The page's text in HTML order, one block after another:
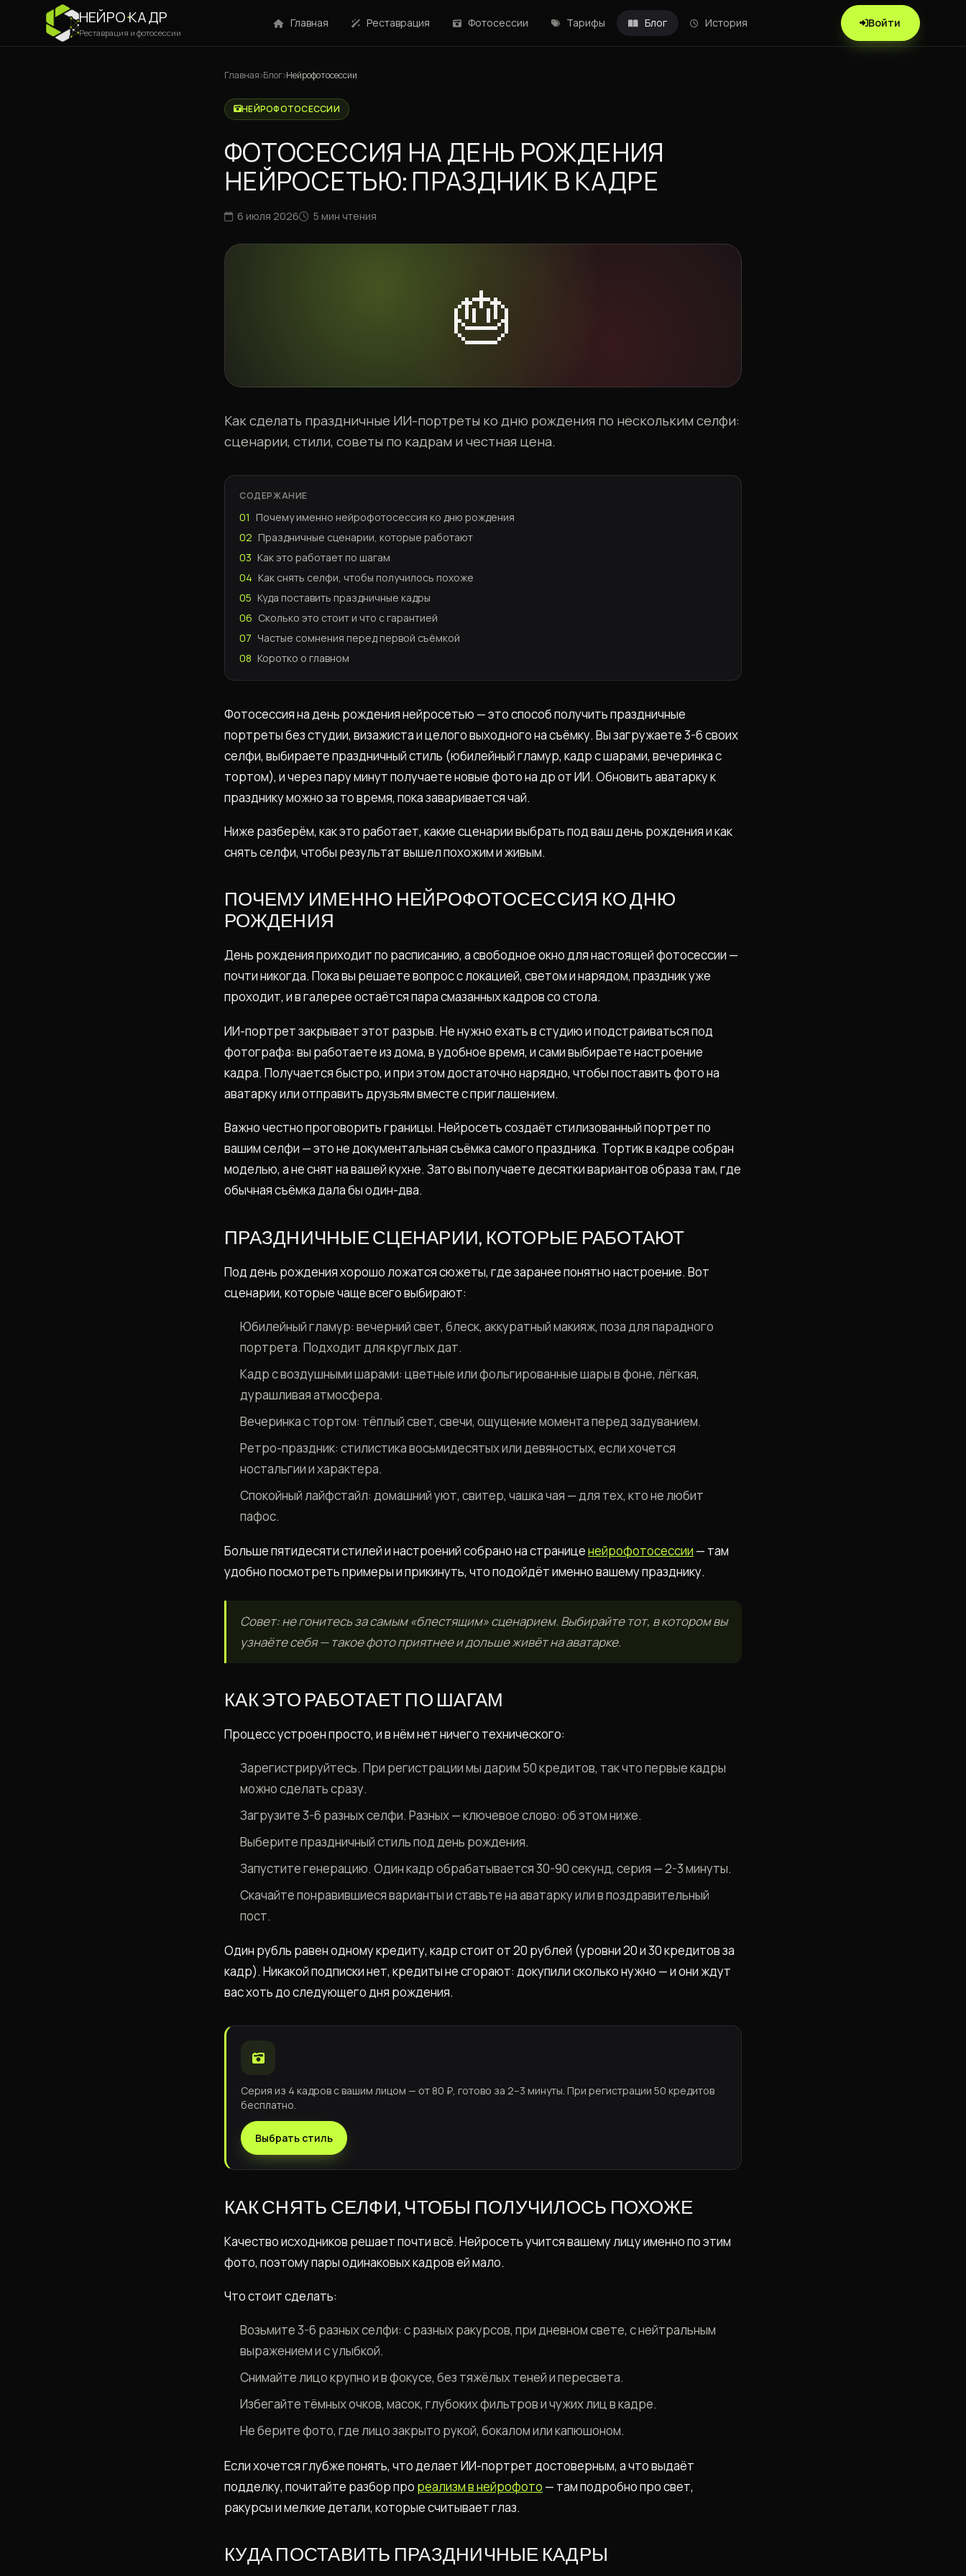
НЕЙРО·КАДР
Реставрация и фотосессии
Главная Реставрация Фотосессии Тарифы Блог История Войти
Главная Блог Нейрофотосессии
НЕЙРОФОТОСЕССИИ
ФОТОСЕССИЯ НА ДЕНЬ РОЖДЕНИЯ
НЕЙРОСЕТЬЮ: ПРАЗДНИК В КАДРЕ
6 июля 2026 5 мин чтения
🎂
Как сделать праздничные ИИ-портреты ко дню рождения по нескольким селфи:
сценарии, стили, советы по кадрам и честная цена.
СОДЕРЖАНИЕ
01 Почему именно нейрофотосессия ко дню рождения
02 Праздничные сценарии, которые работают
03 Как это работает по шагам
04 Как снять селфи, чтобы получилось похоже
05 Куда поставить праздничные кадры
06 Сколько это стоит и что с гарантией
07 Частые сомнения перед первой съёмкой
08 Коротко о главном
Фотосессия на день рождения нейросетью — это способ получить праздничные
портреты без студии, визажиста и целого выходного на съёмку. Вы загружаете 3-6 своих
селфи, выбираете праздничный стиль (юбилейный гламур, кадр с шарами, вечеринка с
тортом), и через пару минут получаете новые фото на др от ИИ. Обновить аватарку к
празднику можно за то время, пока заваривается чай.
Ниже разберём, как это работает, какие сценарии выбрать под ваш день рождения и как
снять селфи, чтобы результат вышел похожим и живым.
ПОЧЕМУ ИМЕННО НЕЙРОФОТОСЕССИЯ КО ДНЮ
РОЖДЕНИЯ
День рождения приходит по расписанию, а свободное окно для настоящей фотосессии —
почти никогда. Пока вы решаете вопрос с локацией, светом и нарядом, праздник уже
проходит, и в галерее остаётся пара смазанных кадров со стола.
ИИ-портрет закрывает этот разрыв. Не нужно ехать в студию и подстраиваться под
фотографа: вы работаете из дома, в удобное время, и сами выбираете настроение
кадра. Получается быстро, и при этом достаточно нарядно, чтобы поставить фото на
аватарку или отправить друзьям вместе с приглашением.
Важно честно проговорить границы. Нейросеть создаёт стилизованный портрет по
вашим селфи — это не документальная съёмка самого праздника. Тортик в кадре собран
моделью, а не снят на вашей кухне. Зато вы получаете десятки вариантов образа там, где
обычная съёмка дала бы один-два.
ПРАЗДНИЧНЫЕ СЦЕНАРИИ, КОТОРЫЕ РАБОТАЮТ
Под день рождения хорошо ложатся сюжеты, где заранее понятно настроение. Вот
сценарии, которые чаще всего выбирают:
Юбилейный гламур: вечерний свет, блеск, аккуратный макияж, поза для парадного
портрета. Подходит для круглых дат.
Кадр с воздушными шарами: цветные или фольгированные шары в фоне, лёгкая,
дурашливая атмосфера.
Вечеринка с тортом: тёплый свет, свечи, ощущение момента перед задуванием.
Ретро-праздник: стилистика восьмидесятых или девяностых, если хочется
ностальгии и характера.
Спокойный лайфстайл: домашний уют, свитер, чашка чая — для тех, кто не любит
пафос.
Больше пятидесяти стилей и настроений собрано на страниценейрофотосессии — там
удобно посмотреть примеры и прикинуть, что подойдёт именно вашему празднику.
Совет: не гонитесь за самым «блестящим» сценарием. Выбирайте тот, в котором вы
узнаёте себя — такое фото приятнее и дольше живёт на аватарке.
КАК ЭТО РАБОТАЕТ ПО ШАГАМ
Процесс устроен просто, и в нём нет ничего технического:
Зарегистрируйтесь. При регистрации мы дарим 50 кредитов, так что первые кадры
можно сделать сразу.
Загрузите 3-6 разных селфи. Разных — ключевое слово: об этом ниже.
Выберите праздничный стиль под день рождения.
Запустите генерацию. Один кадр обрабатывается 30-90 секунд, серия — 2-3 минуты.
Скачайте понравившиеся варианты и ставьте на аватарку или в поздравительный
пост.
Один рубль равен одному кредиту, кадр стоит от 20 рублей (уровни 20 и 30 кредитов за
кадр). Никакой подписки нет, кредиты не сгорают: докупили сколько нужно — и они ждут
вас хоть до следующего дня рождения.
Серия из 4 кадров с вашим лицом — от 80 ₽, готово за 2–3 минуты. При регистрации 50 кредитов
бесплатно.
Выбрать стиль
КАК СНЯТЬ СЕЛФИ, ЧТОБЫ ПОЛУЧИЛОСЬ ПОХОЖЕ
Качество исходников решает почти всё. Нейросеть учится вашему лицу именно по этим
фото, поэтому пары одинаковых кадров ей мало.
Что стоит сделать:
Возьмите 3-6 разных селфи: с разных ракурсов, при дневном свете, с нейтральным
выражением и с улыбкой.
Снимайте лицо крупно и в фокусе, без тяжёлых теней и пересвета.
Избегайте тёмных очков, масок, глубоких фильтров и чужих лиц в кадре.
Не берите фото, где лицо закрыто рукой, бокалом или капюшоном.
Если хочется глубже понять, что делает ИИ-портрет достоверным, а что выдаёт
подделку, почитайте разбор про реализм в нейрофото — там подробно про свет,
ракурсы и мелкие детали, которые считывает глаз.
КУДА ПОСТАВИТЬ ПРАЗДНИЧНЫЕ КАДРЫ